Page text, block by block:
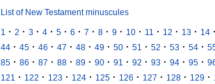
List of New Testament minuscules
1 · 2 · 3 · 4 · 5 · 6 · 7 · 8 · 9 · 10 · 11 · 12 · 13 · 14 ·
44 · 45 · 46 · 47 · 48 · 49 · 50 · 51 · 52 · 53 · 54 ·
85 · 86 · 87 · 88 · 89 · 90 · 91 · 92 · 93 · 94 · 95 ·
121 · 122 · 123 · 124 · 125 · 126 · 127 · 128 · 129 ·